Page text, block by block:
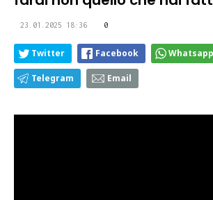
23.01.2025 18:36 0
Twitter Facebook Whatsapp
Telegram Email